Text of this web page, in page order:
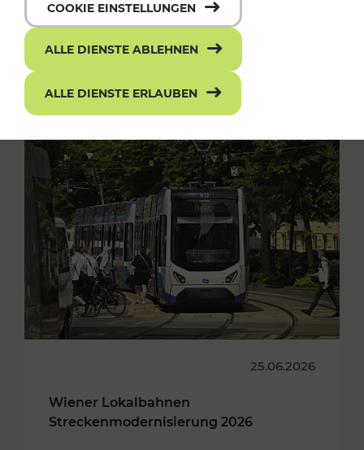
25.06.2026
Wiener Lokalbahnen
Streckenmodernisierung 2026
COOKIE EINSTELLUNGEN
ALLE DIENSTE ABLEHNEN
ALLE DIENSTE ERLAUBEN